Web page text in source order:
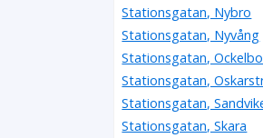
Stationsgatan, Nybro
Stationsgatan, Nyvång
Stationsgatan, Ockelbo
Stationsgatan,
Stationsgatan,
Stationsgatan, Skara